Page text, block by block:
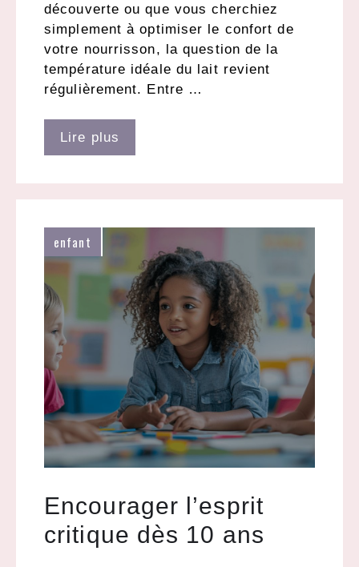
découverte ou que vous cherchiez
simplement à optimiser le confort de
votre nourrisson, la question de la
température idéale du lait revient
régulièrement. Entre …
Lire plus
enfant
Encourager l’esprit
critique dès 10 ans